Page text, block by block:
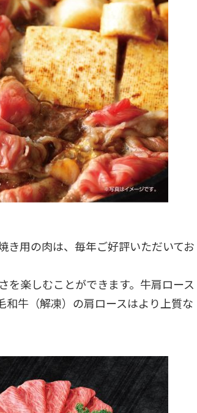
き用の肉は、毎年ご好評いただいてお
を楽しむことができます。牛肩ロース
和牛（解凍）の肩ロースはより上質な